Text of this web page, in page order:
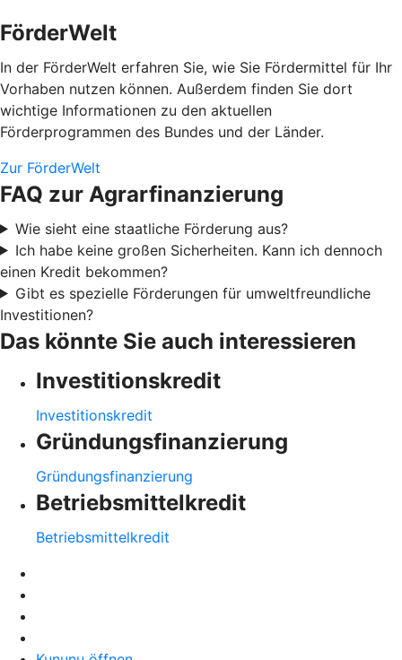
FörderWelt
In der FörderWelt erfahren Sie, wie Sie Fördermittel für Ihr
Vorhaben nutzen können. Außerdem finden Sie dort
wichtige Informationen zu den aktuellen
Förderprogrammen des Bundes und der Länder.
Zur FörderWelt
FAQ zur Agrarfinanzierung
Wie sieht eine staatliche Förderung aus?
Ich habe keine großen Sicherheiten. Kann ich dennoch
einen Kredit bekommen?
Gibt es spezielle Förderungen für umweltfreundliche
Investitionen?
Das könnte Sie auch interessieren
Investitionskredit
Investitionskredit
Gründungsfinanzierung
Gründungsfinanzierung
Betriebsmittelkredit
Betriebsmittelkredit